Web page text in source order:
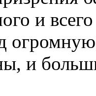
и всего
и